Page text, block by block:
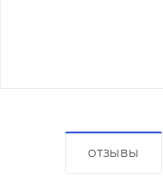
ОТЗЫВЫ